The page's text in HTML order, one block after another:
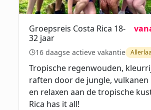
Groepsreis Costa Rica 18-
32 jaar
16 daagse actieve vakantie
Tropische regenwouden,
raften door de jungle,
en relaxen aan de tropische
Rica has it all!